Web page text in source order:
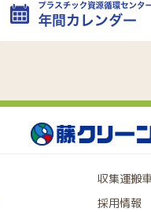
収集運搬
採用情報